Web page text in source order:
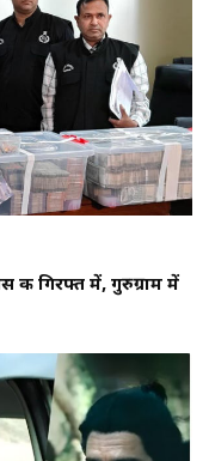
गिरफ्त में, गुरुग्राम में